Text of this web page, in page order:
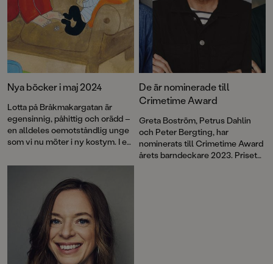
Nya böcker i maj 2024
Lotta på Bråkmakargatan är
egensinnig, påhittig och orädd –
en alldeles oemotståndlig unge
som vi nu möter i ny kostym. I en
Olczak förenas klassens emotjej
och poppiskille i kampen mot
blodtörstiga odjur. Vi återvänder
till Rosenhill och träffar Röda
Masken, Vildbiet och de andra
superhjältarna i den nya
bokserien Äventyr för
Superhjältar. I nya faktaböcker
får vi lära oss om både mens och
De är nominerade till
Crimetime Award
Greta Boström, Petrus Dahlin
och Peter Bergting, har
nominerats till Crimetime Award
årets barndeckare 2023. Priset